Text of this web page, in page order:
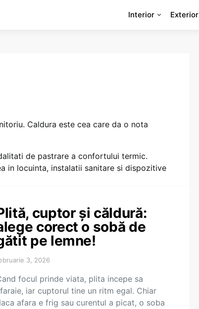
Interior Exterior
Caldura este cea care da o nota
de pastrare a confortului termic.
in locuinta, instalatii sanitare si dispozitive
cuptor și căldură:
corect o sobă de
pe lemne!
3, 2026
focul prinde viata, plita incepe sa
iar cuptorul tine un ritm egal. Chiar
afara e frig sau curentul a picat, o soba